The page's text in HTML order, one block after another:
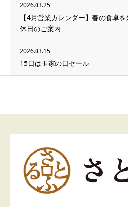
2026.03.25
【4月営業カレンダー】春の食卓
休日のご案内
2026.03.15
15日は玉家の日セール